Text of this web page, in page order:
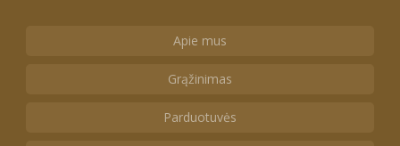
Apie mus
Grąžinimas
Parduotuvės